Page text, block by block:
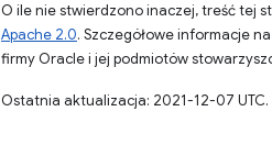
O ile nie stwierdzono inaczej, treść tej
Apache 2.0. Szczegółowe informacje
firmy Oracle i jej podmiotów
Ostatnia aktualizacja: 2021-12-07 UTC.